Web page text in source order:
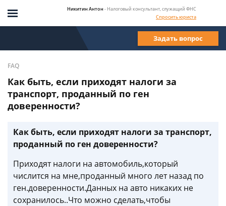
Никитин Антон - Налоговый консультант, служащий ФНС
Спросить юриста
Задать вопрос
FAQ
Как быть, если приходят налоги за
транспорт, проданный по ген
доверенности?
Как быть, если приходят налоги за транспорт,
проданный по ген доверенности?
Приходят налоги на автомобиль,который
числится на мне,проданный много лет назад по
ген.доверенности.Данных на авто никаких не
сохранилось..Что можно сделать,чтобы